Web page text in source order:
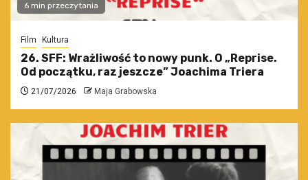
6 min przeczytania
Film Kultura
26. SFF: Wrażliwość to nowy punk. O „Reprise.
Od początku, raz jeszcze” Joachima Triera
21/07/2026 Maja Grabowska